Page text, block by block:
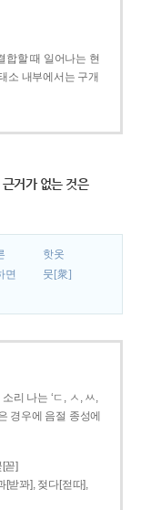
합할 때 일어나는 현
소 내부에서는 구개
근거가 없는 것은
핫옷
면
뭇[衆]
리 나는 ‘ㄷ, ㅅ, ㅆ,
경우에 음절 종성에
꼳]
받꽈], 젖다[젇따],